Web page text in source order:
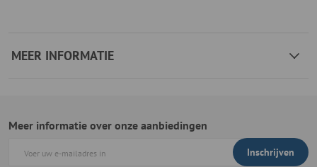
MEER INFORMATIE
Meer informatie over onze aanbiedingen
Inschrijven